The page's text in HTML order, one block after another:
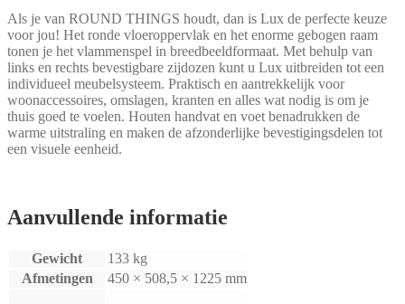
Als je van ROUND THINGS houdt, dan is Lux de perfecte keuze
voor jou! Het ronde vloeroppervlak en het enorme gebogen raam
tonen je het vlammenspel in breedbeeldformaat. Met behulp van
links en rechts bevestigbare zijdozen kunt u Lux uitbreiden tot een
individueel meubelsysteem. Praktisch en aantrekkelijk voor
woonaccessoires, omslagen, kranten en alles wat nodig is om je
thuis goed te voelen. Houten handvat en voet benadrukken de
warme uitstraling en maken de afzonderlijke bevestigingsdelen tot
een visuele eenheid.
Aanvullende informatie
Gewicht
133 kg
Afmetingen
450 × 508,5 × 1225 mm